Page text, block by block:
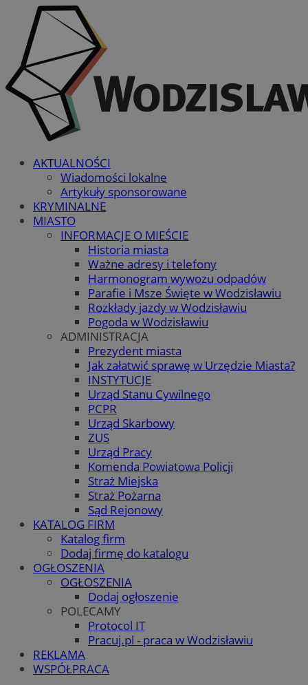
AKTUALNOŚCI
Wiadomości lokalne
Artykuły sponsorowane
KRYMINALNE
MIASTO
INFORMACJE O MIEŚCIE
Historia miasta
Ważne adresy i telefony
Harmonogram wywozu odpadów
Parafie i Msze Święte w Wodzisławiu
Rozkłady jazdy w Wodzisławiu
Pogoda w Wodzisławiu
ADMINISTRACJA
Prezydent miasta
Jak załatwić sprawę w Urzędzie Miasta?
INSTYTUCJE
Urząd Stanu Cywilnego
PCPR
Urząd Skarbowy
ZUS
Urząd Pracy
Komenda Powiatowa Policji
Straż Miejska
Straż Pożarna
Sąd Rejonowy
KATALOG FIRM
Katalog firm
Dodaj firmę do katalogu
OGŁOSZENIA
OGŁOSZENIA
Dodaj ogłoszenie
POLECAMY
Protocol IT
Pracuj.pl - praca w Wodzisławiu
REKLAMA
WSPÓŁPRACA